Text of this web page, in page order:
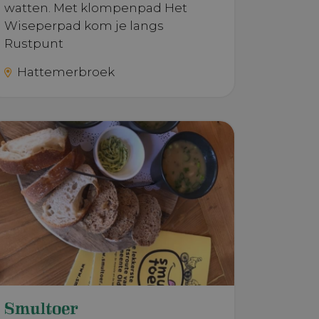
watten. Met klompenpad Het
Wiseperpad kom je langs
Rustpunt
Hattemerbroek
Smultoer
deze wordt
door
te
door
te
aan
- wat een
de meer
te
willekeurig
in elk
en wordt
van uw
advertenties
om
houden.
om
YouTube-
ook
of oude